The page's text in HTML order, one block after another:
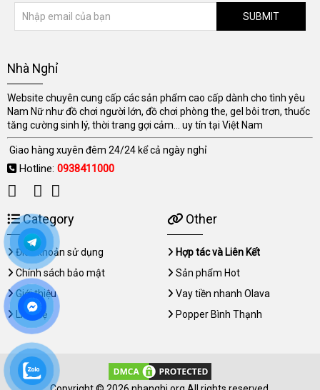
SUBMIT
Nhà Nghỉ
Website chuyên cung cấp các sản phẩm cao cấp dành cho tình yêu
Nam Nữ như đồ chơi người lớn, đồ chơi phòng the, gel bôi trơn, thuốc
tăng cường sinh lý, thời trang gợi cảm... uy tín tại Việt Nam
Giao hàng xuyên đêm 24/24 kể cả ngày nghỉ
Hotline: 0938411000
Category
Điều khoản sử dụng
Chính sách bảo mật
Giới thiệu
Liên hệ
Other
Hợp tác và Liên Kết
Sản phẩm Hot
Vay tiền nhanh Olava
Popper Bình Thạnh